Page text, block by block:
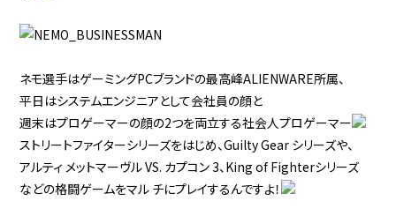
ネモ選手はゲーミングPCブランドの最高峰ALIENWARE所属、
平日はシステムエンジニアとして会社員の顔と
週末はプロゲーマーの顔の2つを両立する社会人プロゲーマー
ストリートファイターシリーズをはじめ、Guilty Gear シリーズや、
アルティ メットマーヴル VS. カプコン 3、King of Fighterシリーズ
などの格闘ゲームをマル チにプレイするんですよ！